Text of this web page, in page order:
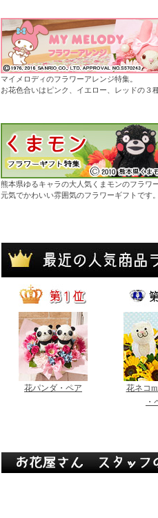
マイメロディのフラワーアレンジ特集。
お花色合いはピンク、イエロー、レッドの３
熊本県ゆるキャラの大人気くまモンのフラワ
元気でかわいい雰囲気のフラワーギフトです
花パンダ・ペア
花ネコ
・